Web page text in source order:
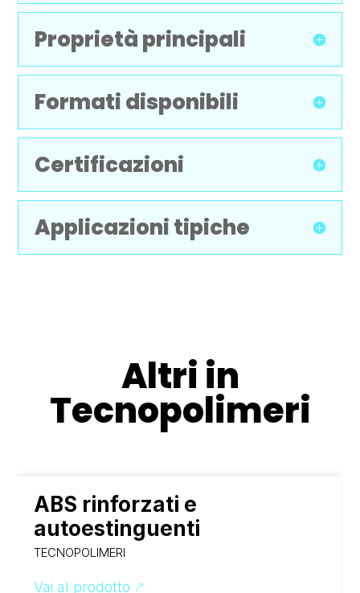
Proprietà principali
Formati disponibili
Certificazioni
Applicazioni tipiche
Altri in
Tecnopolimeri
ABS rinforzati e
autoestinguenti
TECNOPOLIMERI
Vai al prodotto &